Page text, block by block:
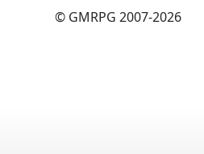
© GMRPG 2007-2026